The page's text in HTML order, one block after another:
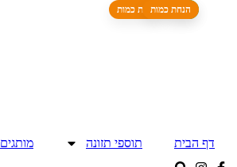
דף הבית תוספי תזונה מותגים
חדש הנחת כמותהנחת כמות